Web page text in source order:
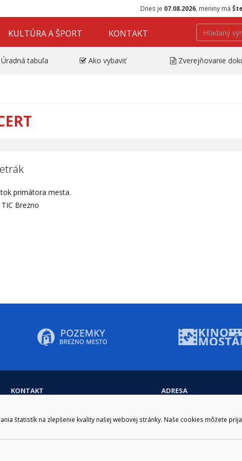
štatistík na zlepšenie kvality našej webovej stránky. Naše cookies môžete
Dnes je 07.08.2026 , meniny má
KULTÚRA A ŠPORT KONTAKT
Úradná tabuľa Ako vybaviť Zverejňovanie
primátora mesta.
Brezno
KONTAKT
ADRESA
977 01 Brezno